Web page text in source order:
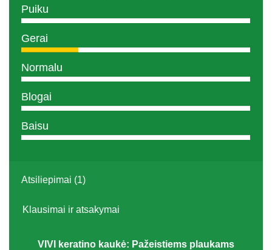
Puiku
Gerai
Normalu
Blogai
Baisu
Atsiliepimai (1)
Klausimai ir atsakymai
VIVI keratino kaukė: Pažeistiems plaukams